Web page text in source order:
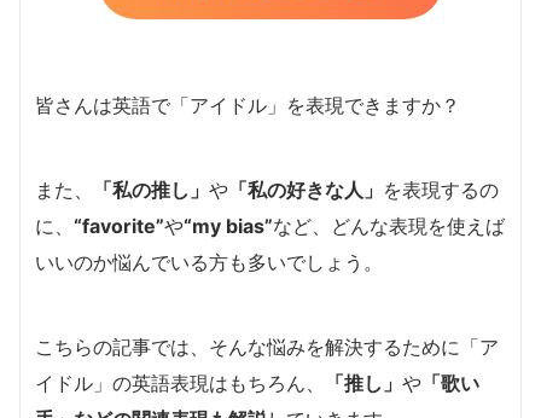
皆さんは英語で「アイドル」を表現できますか？
また、 「私の推し」 や 「私の好きな人」 を表現するの
に、 “favorite”や“my bias”など、どんな表現を使えば
いいのか悩んでいる方も多いでしょう。
こちらの記事では、そんな悩みを解決するために「ア
イドル」の英語表現はもちろん、
「推し」 や 「歌い